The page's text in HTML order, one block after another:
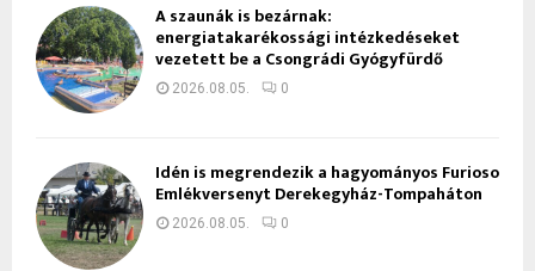
A szaunák is bezárnak:
energiatakarékossági intézkedéseket
vezetett be a Csongrádi Gyógyfürdő
2026.08.05. 0
Idén is megrendezik a hagyományos Furioso
Emlékversenyt Derekegyház-Tompaháton
2026.08.05. 0